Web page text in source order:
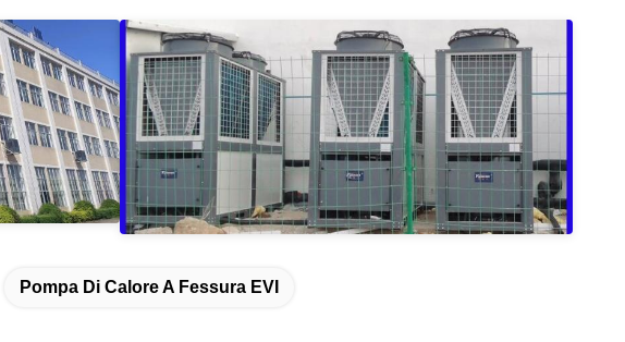
Pompa Di Calore A Fessura EVI